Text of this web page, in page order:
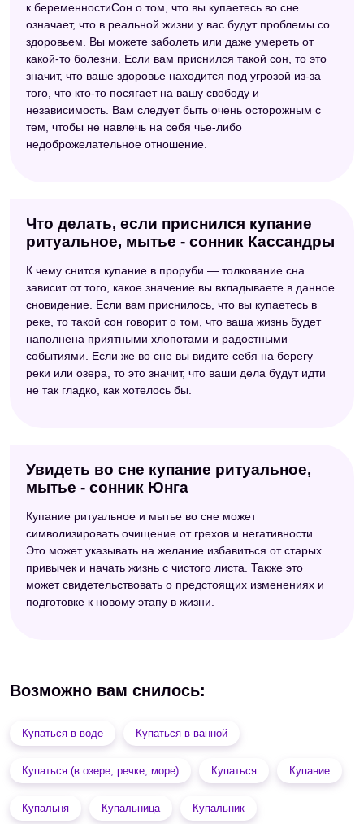
к беременностиСон о том, что вы купаетесь во сне
означает, что в реальной жизни у вас будут проблемы со
здоровьем. Вы можете заболеть или даже умереть от
какой-то болезни. Если вам приснился такой сон, то это
значит, что ваше здоровье находится под угрозой из-за
того, что кто-то посягает на вашу свободу и
независимость. Вам следует быть очень осторожным с
тем, чтобы не навлечь на себя чье-либо
недоброжелательное отношение.
Что делать, если приснился купание
ритуальное, мытье - сонник Кассандры
К чему снится купание в проруби — толкование сна
зависит от того, какое значение вы вкладываете в данное
сновидение. Если вам приснилось, что вы купаетесь в
реке, то такой сон говорит о том, что ваша жизнь будет
наполнена приятными хлопотами и радостными
событиями. Если же во сне вы видите себя на берегу
реки или озера, то это значит, что ваши дела будут идти
не так гладко, как хотелось бы.
Увидеть во сне купание ритуальное,
мытье - сонник Юнга
Купание ритуальное и мытье во сне может
символизировать очищение от грехов и негативности.
Это может указывать на желание избавиться от старых
привычек и начать жизнь с чистого листа. Также это
может свидетельствовать о предстоящих изменениях и
подготовке к новому этапу в жизни.
Возможно вам снилось:
Купаться в воде Купаться в ванной
Купаться (в озере, речке, море) Купаться Купание
Купальня Купальница Купальник